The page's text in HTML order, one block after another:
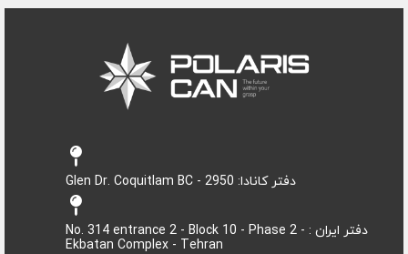
دفتر کانادا: 2950 - Glen Dr. Coquitlam BC
دفتر ایران : No. 314 entrance 2 - Block 10 - Phase 2 -
Ekbatan Complex - Tehran